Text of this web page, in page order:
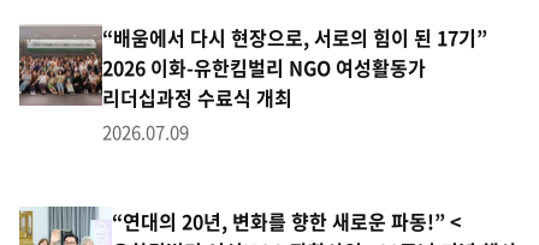
“배움에서 다시 현장으로, 서로의 힘이 된 17기”
2026 이화-유한킴벌리 NGO 여성활동가
리더십과정 수료식 개최
2026.07.09
“연대의 20년, 변화를 향한 새로운 파동!” <